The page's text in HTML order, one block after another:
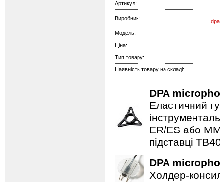
Артикул:
Виробник:
Модель:
Ціна:
Тип товару:
Наявність товару на складі:
DPA
Еластичний
ER/ES або
підставці
DPA
Холдер-